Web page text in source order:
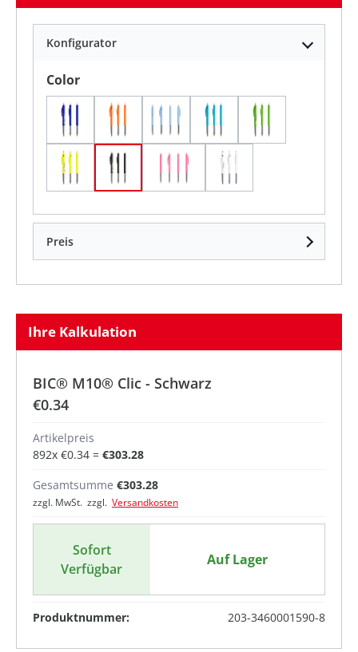
Konfigurator
Colorauswählen
Blau Orange PastellblauPastellgelbPastellgrün
PastelllilaPastellorangeSchwarz Weiß
Preis
Ihre Kalkulation
BIC® M10® Clic - Schwarz
€0.34
Artikelpreis
892x €0.34 = €303.28
Gesamtsumme €303.28
zzgl. MwSt. zzgl. Versandkosten
Sofort
Verfügbar
Auf Lager
Produktnummer: 203-3460001590-8